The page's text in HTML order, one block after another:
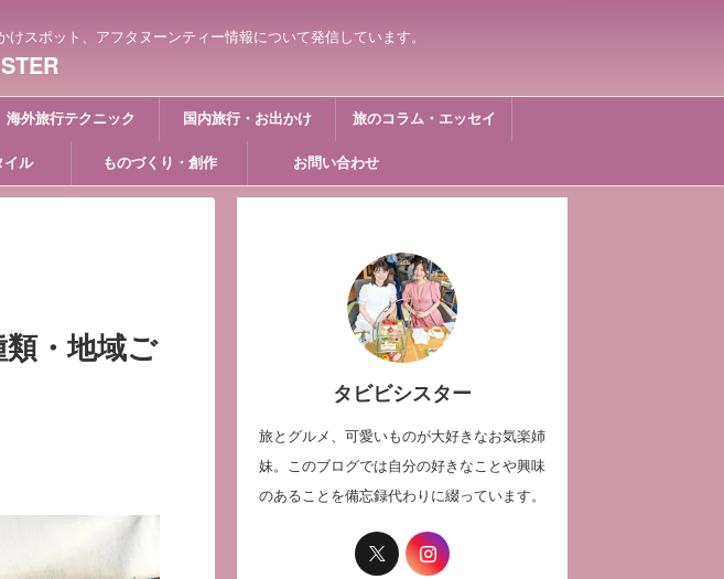
スポット、アフタヌーンティー情報について発信しています。
海外旅行テクニック 国内旅行・お出かけ 旅のコラム・エッセイ
イル ものづくり・創作 お問い合わせ
・地域ご
タビビシスター
旅とグルメ、可愛いものが大好きなお気楽姉
妹。このブログでは自分の好きなことや興味
のあることを備忘録代わりに綴っています。